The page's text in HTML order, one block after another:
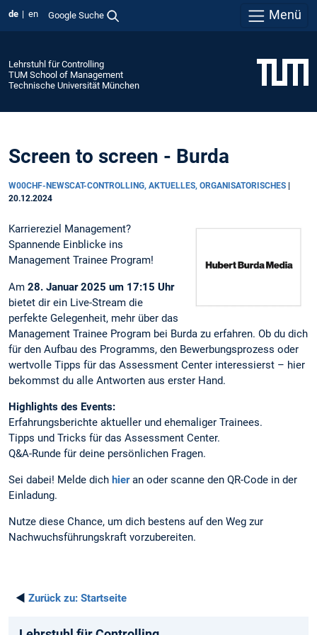
de en Google Suche Menü
Lehrstuhl für Controlling
TUM School of Management
Technische Universität München
Screen to screen - Burda
W00CHF-NEWSCAT-CONTROLLING, AKTUELLES, ORGANISATORISCHES
20.12.2024
Karriereziel Management?
Spannende Einblicke ins
Management Trainee Program!
Am 28. Januar 2025 um 17:15 Uhr
bietet dir ein Live-Stream die
perfekte Gelegenheit, mehr über das
Management Trainee Program bei Burda zu erfahren. Ob du dich
für den Aufbau des Programms, den Bewerbungsprozess oder
wertvolle Tipps für das Assessment Center interessierst – hier
bekommst du alle Antworten aus erster Hand.
Highlights des Events:
Erfahrungsberichte aktueller und ehemaliger Trainees.
Tipps und Tricks für das Assessment Center.
Q&A-Runde für deine persönlichen Fragen.
Sei dabei! Melde dich hieran oder scanne den QR-Code in der
Einladung.
Nutze diese Chance, um dich bestens auf den Weg zur
Nachwuchsführungskraft vorzubereiten.
◄ Zurück zu: Startseite